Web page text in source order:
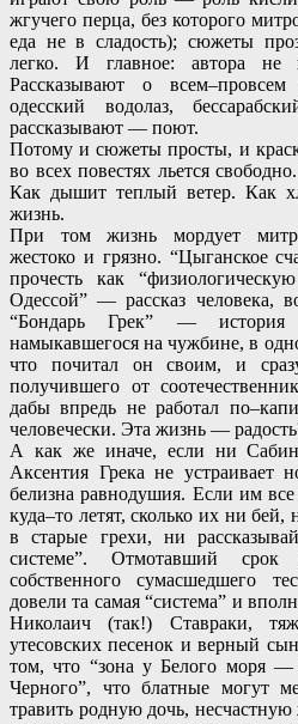
жгучего перца, без которого
еда не в сладость); сюжеты
легко. И главное: автора
Рассказывают о
одесский водолаз,
рассказывают — поют.
Потому и сюжеты просты, и
во всех повестях льется
Как дышит теплый ветер. Как
жизнь.
При том жизнь мордует
жестоко и грязно. “Цыганское
прочесть как
Одессой” — рассказ человека,
“Бондарь Грек” — история
намыкавшегося на чужбине, в
что почитал он своим, и
получившего от
дабы впредь не работал
человечески. Эта жизнь —
А как же иначе, если ни
Аксентия Грека не устраивает
белизна равнодушия. Если им
куда–то летят, сколько их ни
в старые грехи, ни
системе”. Отмотавший срок
собственного сумасшедшего
довели та самая “система” и
Николаич (так!) Ставраки,
утесовских песенок и верный
том, что “зона у Белого моря
Черного”, что блатные могут
травить родную дочь,